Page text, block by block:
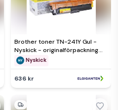
Brother toner TN-241Y Gul -
Nyskick - originalförpackning
saknasNyskick
636 kr